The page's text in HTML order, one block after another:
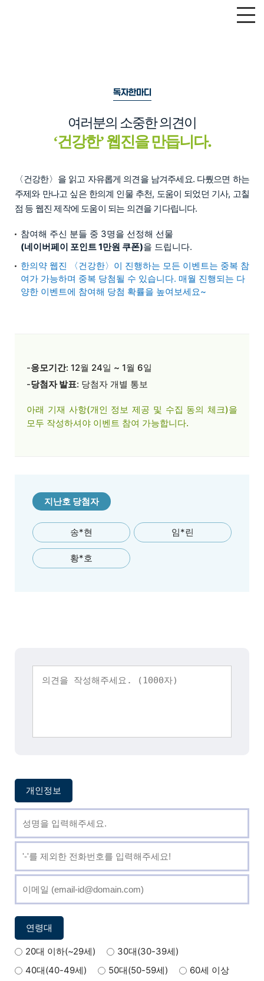
독자한마디
여러분의 소중한 의견이
‘건강한’웹진을 만듭니다.
〈건강한〉을 읽고 자유롭게 의견을 남겨주세요. 다뤘으면 하는
주제와 만나고 싶은 한의계 인물 추천, 도움이 되었던 기사, 고칠
점 등 웹진 제작에 도움이 되는 의견을 기다립니다.
참여해 주신 분들 중 3명을 선정해 선물
(네이버페이 포인트 1만원 쿠폰)을 드립니다.
한의약 웹진 〈건강한〉이 진행하는 모든 이벤트는 중복 참
여가 가능하며 중복 당첨될 수 있습니다. 매월 진행되는 다
양한 이벤트에 참여해 당첨 확률을 높여보세요~
-응모기간: 12월 24일 ~ 1월 6일
-당첨자 발표: 당첨자 개별 통보
아래 기재 사항(개인 정보 제공 및 수집 동의 체크)을
모두 작성하셔야 이벤트 참여 가능합니다.
지난호 당첨자
송*현 임*린
황*호
개인정보
연령대
20대 이하(~29세)
30대(30-39세)
40대(40-49세)
50대(50-59세) 60세 이상